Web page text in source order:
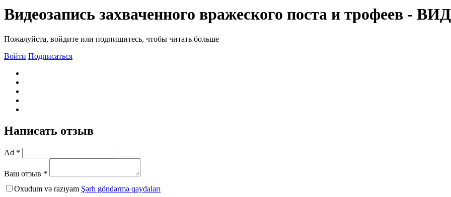
Видеозапись захваченного вражеского поста и трофеев -
Пожалуйста, войдите или подпишитесь, чтобы читать больше
Войти Подписаться
Написать отзыв
Ad *
Ваш отзыв *
Oxudum və razıyam Şərh göndərmə qaydaları